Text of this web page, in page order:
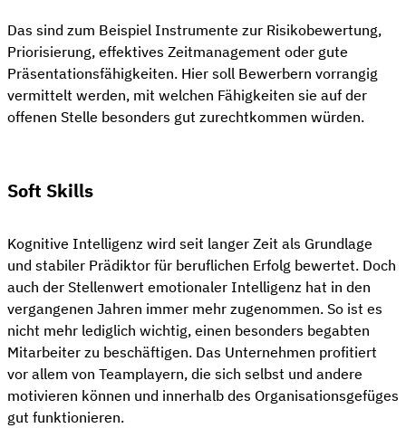
Das sind zum Beispiel Instrumente zur Risikobewertung,
Priorisierung, effektives Zeitmanagement oder gute
Präsentationsfähigkeiten. Hier soll Bewerbern vorrangig
vermittelt werden, mit welchen Fähigkeiten sie auf der
offenen Stelle besonders gut zurechtkommen würden.
Soft Skills
Kognitive Intelligenz wird seit langer Zeit als Grundlage
und stabiler Prädiktor für beruflichen Erfolg bewertet. Doch
auch der Stellenwert emotionaler Intelligenz hat in den
vergangenen Jahren immer mehr zugenommen. So ist es
nicht mehr lediglich wichtig, einen besonders begabten
Mitarbeiter zu beschäftigen. Das Unternehmen profitiert
vor allem von Teamplayern, die sich selbst und andere
motivieren können und innerhalb des Organisationsgefüges
gut funktionieren.